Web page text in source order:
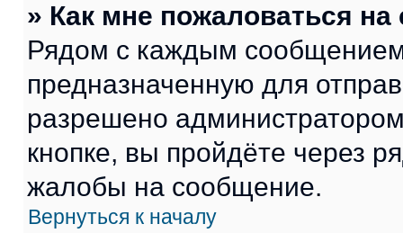
» Как мне пожаловаться
Рядом с каждым сообщением
предназначенную для
разрешено
кнопке, вы пройдёте через
жалобы на сообщение.
Вернуться к началу